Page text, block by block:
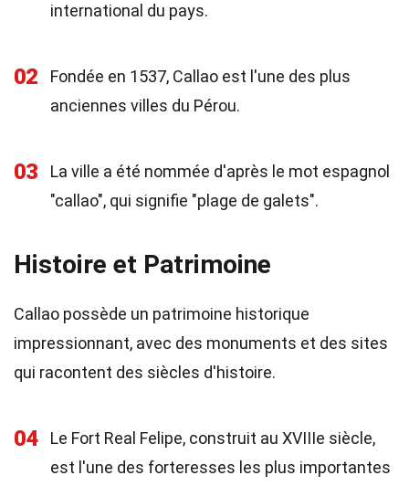
international du pays.
02
Fondée en 1537, Callao est l'une des plus
anciennes villes du Pérou.
03
La ville a été nommée d'après le mot espagnol
"callao", qui signifie "plage de galets".
Histoire et Patrimoine
Callao possède un patrimoine historique
impressionnant, avec des monuments et des sites
qui racontent des siècles d'histoire.
04
Le Fort Real Felipe, construit au XVIIIe siècle,
est l'une des forteresses les plus importantes